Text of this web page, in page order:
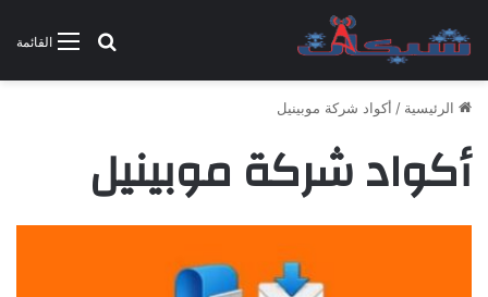
القائمةبحث عن
الرئيسية / أكواد شركة موبينيل
أكواد شركة موبينيل